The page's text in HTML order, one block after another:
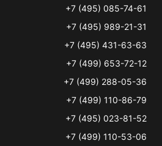
+7 (495) 085-74-61
+7 (495) 989-21-31
+7 (495) 431-63-63
+7 (499) 653-72-12
+7 (499) 288-05-36
+7 (499) 110-86-79
+7 (495) 023-81-52
+7 (499) 110-53-06